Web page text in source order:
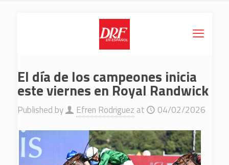
El día de los campeones inicia
este viernes en Royal Randwick
Published by Efren Rodriguez at 04/02/2026